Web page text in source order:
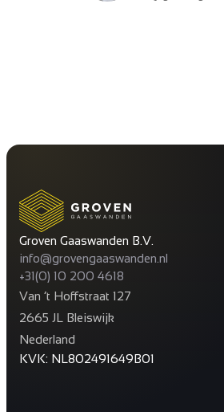
Groven Gaaswanden B.V.
info@grovengaaswanden.nl
+31(0) 10 200 4618
Van ’t Hoffstraat 127
2665 JL Bleiswijk
Nederland
KVK: NL802491649B01